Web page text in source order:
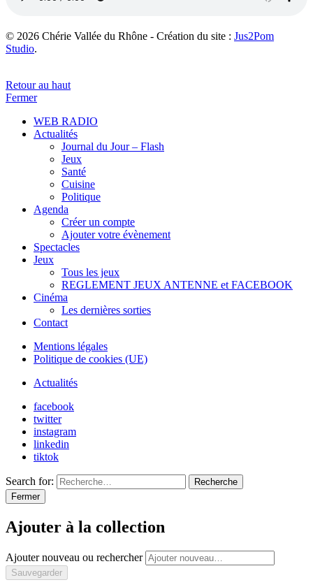
© 2026 Chérie Vallée du Rhône - Création du site : Jus2Pom
Studio.
Retour au haut
Fermer
WEB RADIO
Actualités
Journal du Jour – Flash
Jeux
Santé
Cuisine
Politique
Agenda
Créer un compte
Ajouter votre évènement
Spectacles
Jeux
Tous les jeux
REGLEMENT JEUX ANTENNE et FACEBOOK
Cinéma
Les dernières sorties
Contact
Mentions légales
Politique de cookies (UE)
Actualités
facebook
twitter
instagram
linkedin
tiktok
Search for:
Recherche
Fermer
Ajouter à la collection
Ajouter nouveau ou rechercher